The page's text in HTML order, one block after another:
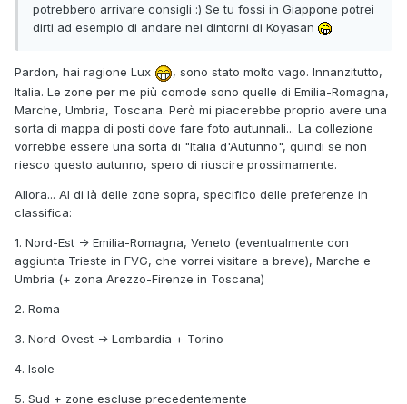
potrebbero arrivare consigli :) Se tu fossi in Giappone potrei
dirti ad esempio di andare nei dintorni di Koyasan
Pardon, hai ragione Lux
, sono stato molto vago. Innanzitutto,
Italia. Le zone per me più comode sono quelle di Emilia-Romagna,
Marche, Umbria, Toscana. Però mi piacerebbe proprio avere una
sorta di mappa di posti dove fare foto autunnali... La collezione
vorrebbe essere una sorta di "Italia d'Autunno", quindi se non
riesco questo autunno, spero di riuscire prossimamente.
Allora... Al di là delle zone sopra, specifico delle preferenze in
classifica:
1. Nord-Est -> Emilia-Romagna, Veneto (eventualmente con
aggiunta Trieste in FVG, che vorrei visitare a breve), Marche e
Umbria (+ zona Arezzo-Firenze in Toscana)
2. Roma
3. Nord-Ovest -> Lombardia + Torino
4. Isole
5. Sud + zone escluse precedentemente